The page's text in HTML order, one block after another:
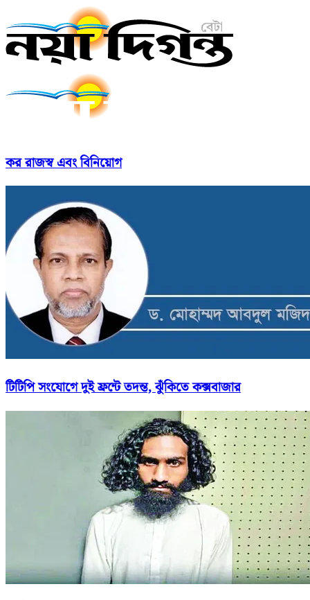
কর রাজস্ব এবং বিনিয়োগ
টিটিপি সংযোগে দুই ফ্রন্টে তদন্ত, ঝুঁকিতে কক্সবাজার